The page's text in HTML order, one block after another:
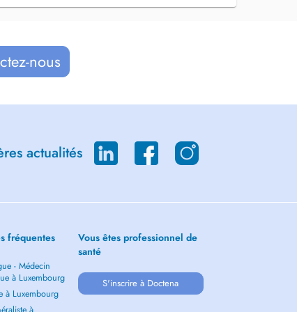
nous
actualités
fréquentes
- Médecin
à Luxembourg
à Luxembourg
Vous êtes professionnel de
santé
S'inscrire à Doctena